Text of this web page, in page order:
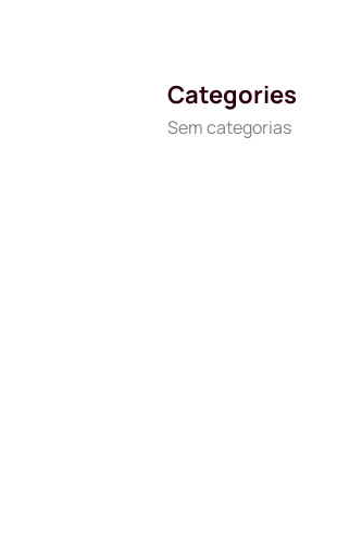
Categories
Sem categorias